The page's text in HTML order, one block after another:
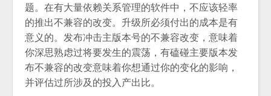
题。在有大量依赖关系管理的软件中，不应该轻率
的推出不兼容的改变。升级所必须付出的成本是有
意义的。发布冲击主版本号的不兼容改变，意味着
你深思熟虑过将要发生的震荡，有磕碰主要版本发
布不兼容的改变意味着你想通过你的变化的影响，
并评估过所涉及的投入产出比。